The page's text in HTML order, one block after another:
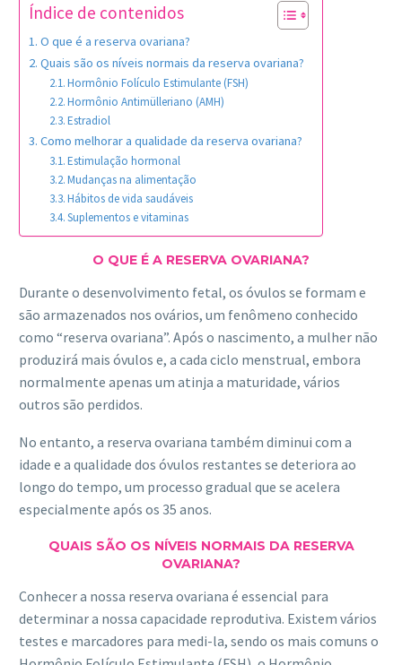
Índice de contenidos
O que é a reserva ovariana?
Quais são os níveis normais da reserva ovariana?
Hormônio Folículo Estimulante (FSH)
Hormônio Antimülleriano (AMH)
Estradiol
Como melhorar a qualidade da reserva ovariana?
Estimulação hormonal
Mudanças na alimentação
Hábitos de vida saudáveis
Suplementos e vitaminas
O QUE É A RESERVA OVARIANA?
Durante o desenvolvimento fetal, os óvulos se formam e
são armazenados nos ovários, um fenômeno conhecido
como “reserva ovariana”. Após o nascimento, a mulher não
produzirá mais óvulos e, a cada ciclo menstrual, embora
normalmente apenas um atinja a maturidade, vários
outros são perdidos.
No entanto, a reserva ovariana também diminui com a
idade e a qualidade dos óvulos restantes se deteriora ao
longo do tempo, um processo gradual que se acelera
especialmente após os 35 anos.
QUAIS SÃO OS NÍVEIS NORMAIS DA RESERVA
OVARIANA?
Conhecer a nossa reserva ovariana é essencial para
determinar a nossa capacidade reprodutiva. Existem vários
testes e marcadores para medi-la, sendo os mais comuns o